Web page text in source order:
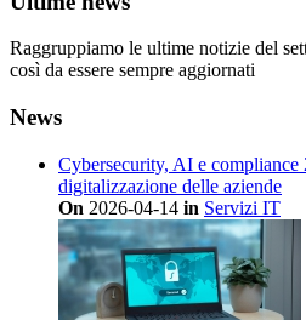
Raggruppiamo le ultime notizie del
così da essere sempre aggiornati
News
Cybersecurity, AI e compliance
digitalizzazione delle aziende
On 2026-04-14 in Servizi IT